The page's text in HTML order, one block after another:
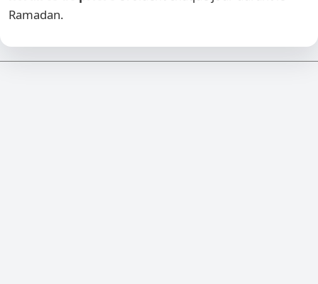
Ramadan.